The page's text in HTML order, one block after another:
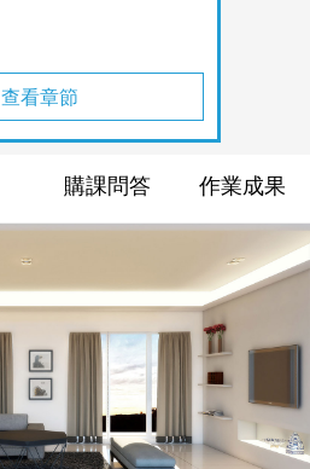
查看章節
購課問答 作業成果